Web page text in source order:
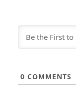
0 COMMENTS